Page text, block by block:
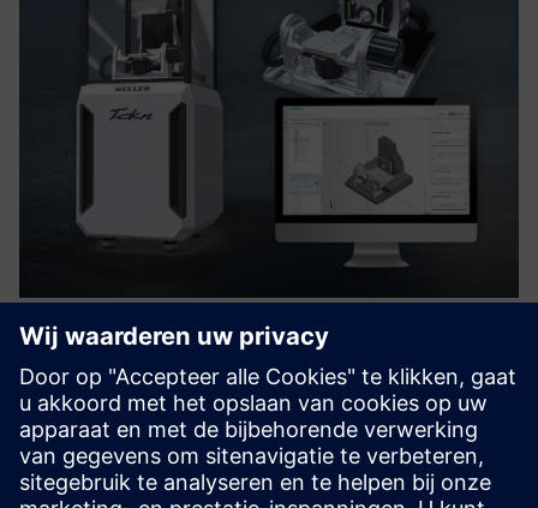
HELLER Tokn & Digital Twin -
Perfect Match for Training
Een compacte CNC-machine van HELLER met SINUMERIK
ONE-besturing met de bijbehorende Digital Twin biedt
nieuwe technische trainingsmogelijkheden.